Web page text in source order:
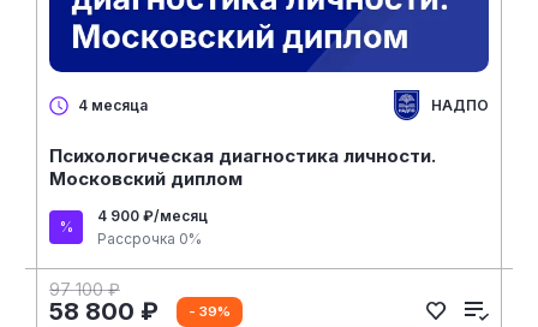
4 месяца НАДПО
Психологическая диагностика личности.
Московский диплом
4 900 ₽/месяц
Рассрочка 0%
97 100 ₽
58 800 ₽ - 39%